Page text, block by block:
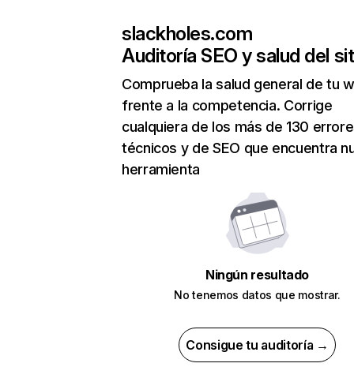
slackholes.com
Auditoría SEO y salud del
Comprueba la salud general de tu
frente a la competencia. Corrige
cualquiera de los más de 130
técnicos y de SEO que encuentra
herramienta
Ningún resultado
No tenemos datos que mostrar.
Consigue tu auditoría →